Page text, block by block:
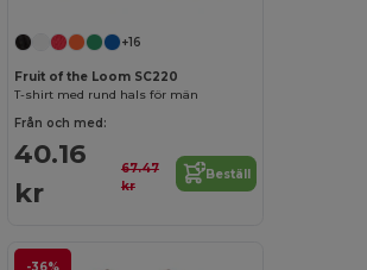
+16
Fruit of the Loom SC220
T-shirt med rund hals för män
Från och med:
40.16
kr
67.47
kr
Beställ